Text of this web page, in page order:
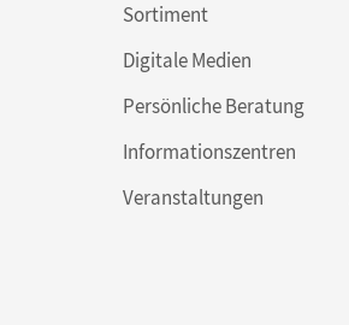
Sortiment
Digitale Medien
Persönliche Beratung
Informationszentren
Veranstaltungen